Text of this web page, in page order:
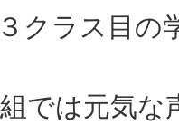
クラス目の
では元気な